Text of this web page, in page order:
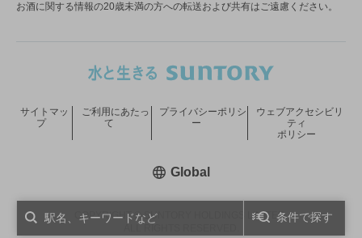
条件で探す
お酒に関する情報の20歳未満の方への転送および共有はご遠慮ください。
COPYRIGHT © SUNTORY HOLDINGS LIMITED.
サイトマッ
プ
ご利用にあたっ
て
プライバシーポリシ
ー
ウェブアクセシビリ
ティ
ポリシー
Global新しいウィンドウで開く